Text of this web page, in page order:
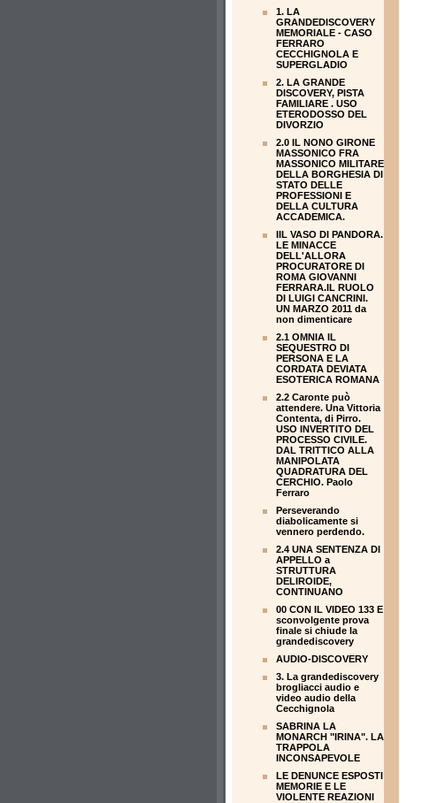
1. LA
GRANDEDISCOVERY
MEMORIALE - CASO
FERRARO
CECCHIGNOLA E
SUPERGLADIO
2. LA GRANDE
DISCOVERY, PISTA
FAMILIARE . USO
ETERODOSSO DEL
DIVORZIO
2.0 IL NONO GIRONE
MASSONICO FRA
MASSONICO MILITARE
DELLA BORGHESIA DI
STATO DELLE
PROFESSIONI E
DELLA CULTURA
ACCADEMICA.
IIL VASO DI PANDORA.
LE MINACCE
DELL'ALLORA
PROCURATORE DI
ROMA GIOVANNI
FERRARA.IL RUOLO
DI LUIGI CANCRINI.
UN MARZO 2011 da
non dimenticare
2.1 OMNIA IL
SEQUESTRO DI
PERSONA E LA
CORDATA DEVIATA
ESOTERICA ROMANA
2.2 Caronte può
attendere. Una Vittoria
Contenta, di Pirro.
USO INVERTITO DEL
PROCESSO CIVILE.
DAL TRITTICO ALLA
MANIPOLATA
QUADRATURA DEL
CERCHIO. Paolo
Ferraro
Perseverando
diabolicamente si
vennero perdendo.
2.4 UNA SENTENZA DI
APPELLO a
STRUTTURA
DELIROIDE,
CONTINUANO
00 CON IL VIDEO 133 E
sconvolgente prova
finale si chiude la
grandediscovery
AUDIO-DISCOVERY
3. La grandediscovery
brogliacci audio e
video audio della
Cecchignola
SABRINA LA
MONARCH "IRINA". LA
TRAPPOLA
INCONSAPEVOLE
LE DENUNCE ESPOSTI
MEMORIE E LE
VIOLENTE REAZIONI